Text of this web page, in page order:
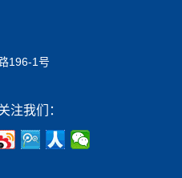
196-1号
注我们：